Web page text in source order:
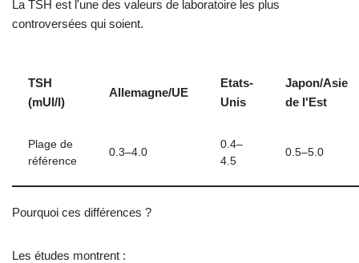
La TSH est l'une des valeurs de laboratoire les plus
controversées qui soient.
TSH
(mUI/l)
Allemagne/UE
Etats-
Unis
Japon/Asie
de l'Est
Plage de
référence
0.3–4.0
0.4–
4.5
0.5–5.0
Pourquoi ces différences ?
Les études montrent :